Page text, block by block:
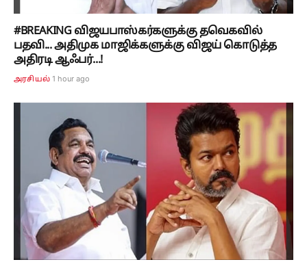
#BREAKING விஜயபாஸ்கர்களுக்கு தவெகவில்
பதவி... அதிமுக மாஜிக்களுக்கு விஜய் கொடுத்த
அதிரடி ஆஃபர்...!
அரசியல் 1 hour ago